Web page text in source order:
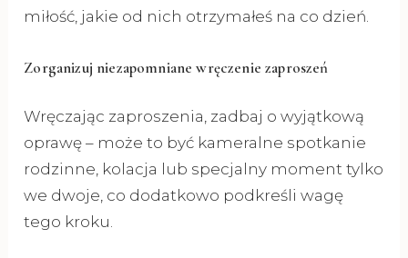
miłość, jakie od nich otrzymałeś na co dzień.
Zorganizuj niezapomniane wręczenie zaproszeń
Wręczając zaproszenia, zadbaj o wyjątkową
oprawę – może to być kameralne spotkanie
rodzinne, kolacja lub specjalny moment tylko
we dwoje, co dodatkowo podkreśli wagę
tego kroku.